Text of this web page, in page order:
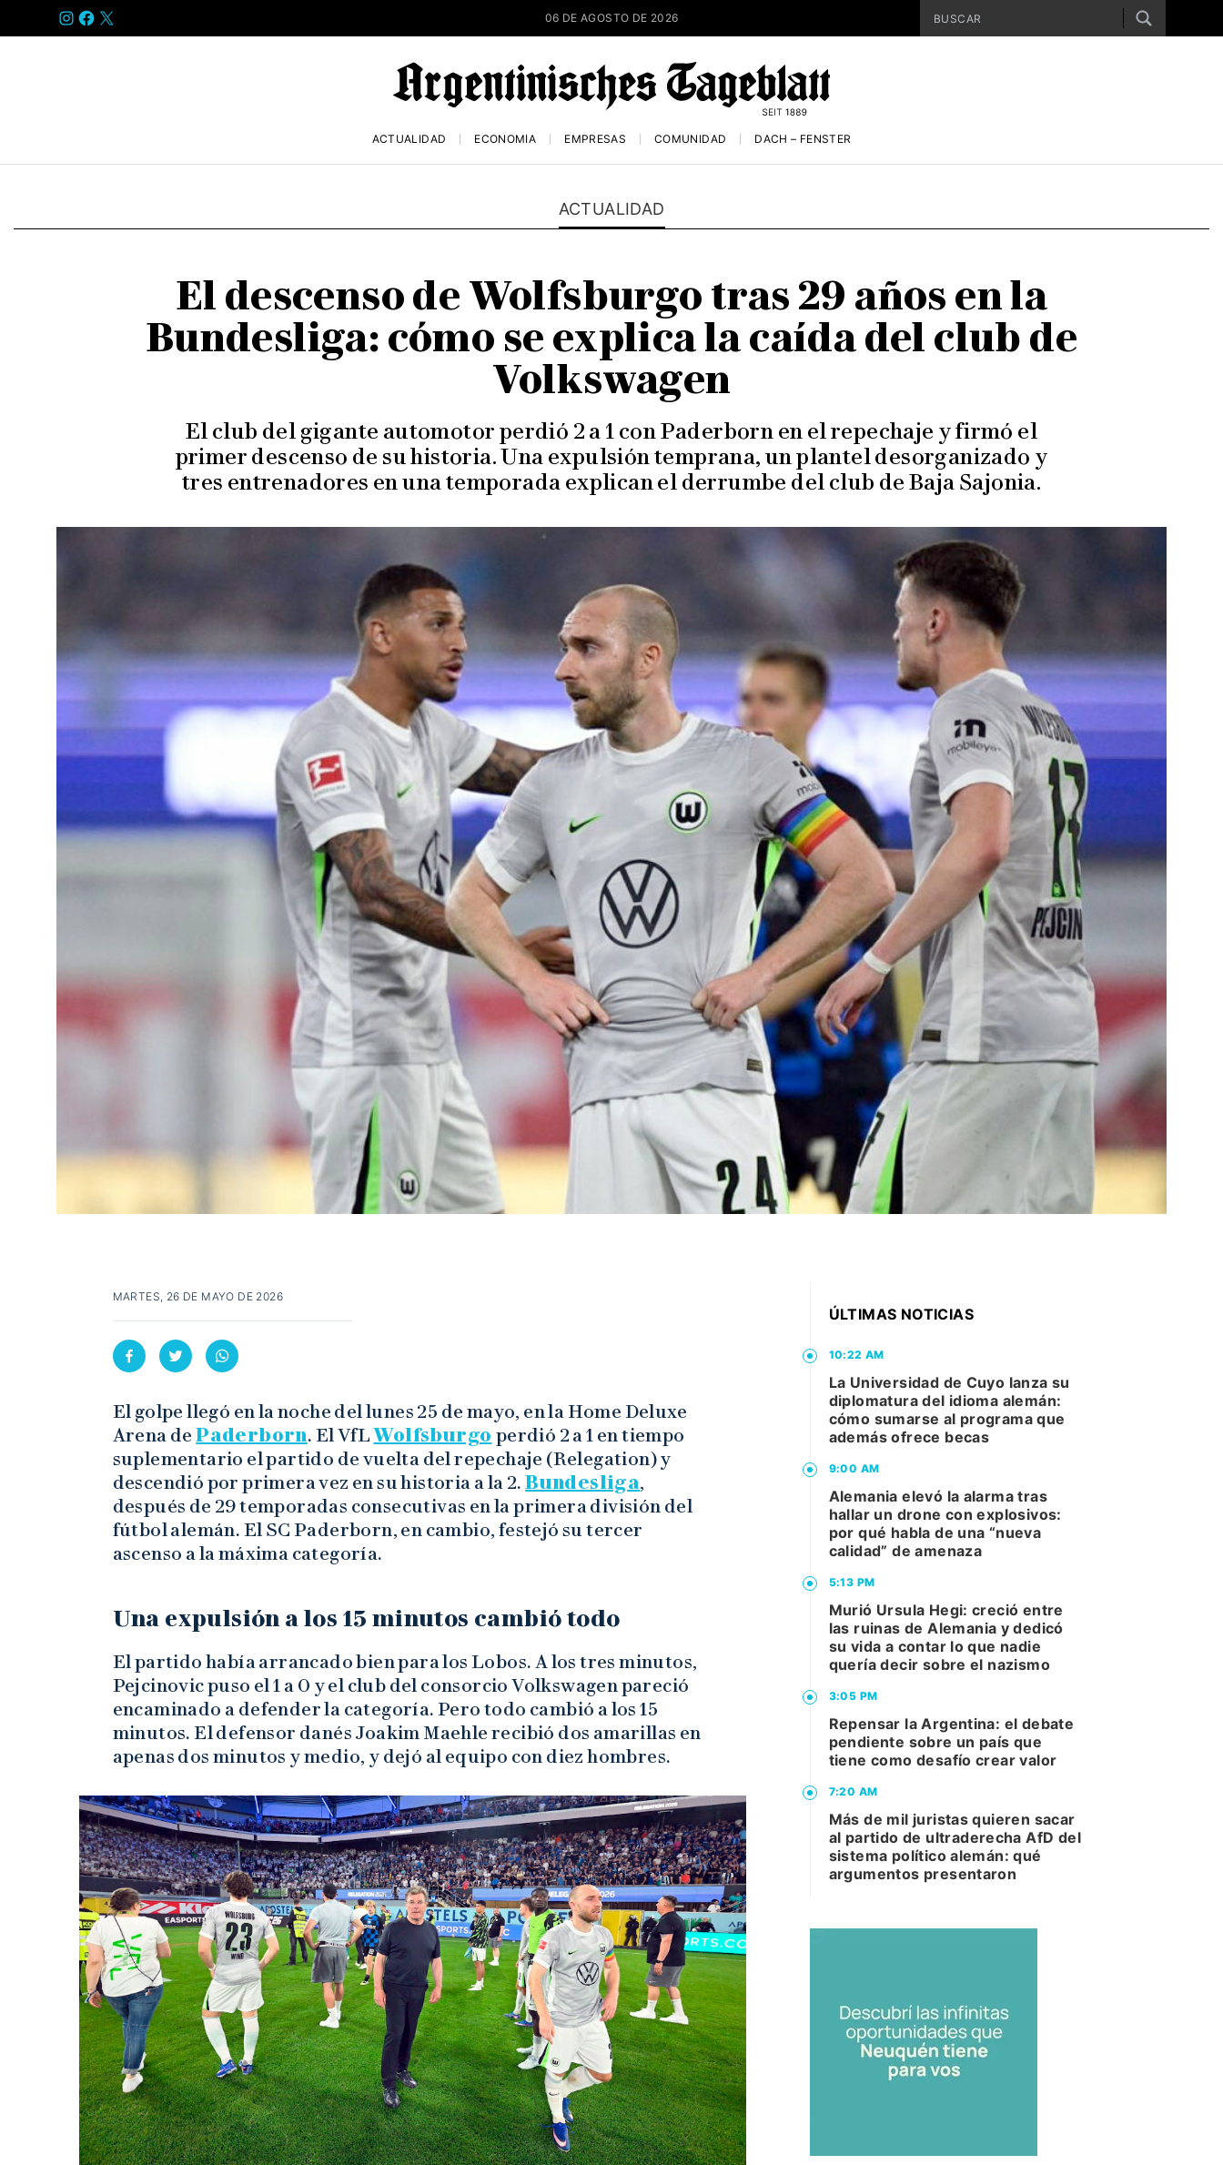
INSTAGRAM
FACEBOOK
X 06 DE AGOSTO DE 2026
ACTUALIDAD ECONOMÍA EMPRESAS COMUNIDAD DACH – FENSTER
ACTUALIDAD
El descenso de Wolfsburgo tras 29 años en la
Bundesliga: cómo se explica la caída del club de
Volkswagen
El club del gigante automotor perdió 2 a 1 con Paderborn en el repechaje y firmó el
primer descenso de su historia. Una expulsión temprana, un plantel desorganizado y
tres entrenadores en una temporada explican el derrumbe del club de Baja Sajonia.
MARTES, 26 DE MAYO DE 2026
El golpe llegó en la noche del lunes 25 de mayo, en la Home Deluxe
Arena dePaderborn. El VfLWolfsburgo perdió 2 a 1 en tiempo
suplementario el partido de vuelta del repechaje (Relegation) y
descendió por primera vez en su historia a la 2.Bundesliga,
después de 29 temporadas consecutivas en la primera división del
fútbol alemán. El SC Paderborn, en cambio, festejó su tercer
ascenso a la máxima categoría.
Una expulsión a los 15 minutos cambió todo
El partido había arrancado bien para los Lobos. A los tres minutos,
Pejcinovic puso el 1 a 0 y el club del consorcio Volkswagen pareció
encaminado a defender la categoría. Pero todo cambió a los 15
minutos. El defensor danés Joakim Maehle recibió dos amarillas en
apenas dos minutos y medio, y dejó al equipo con diez hombres.
ÚLTIMAS NOTICIAS
10:22 AM
La Universidad de Cuyo lanza su
diplomatura del idioma alemán:
cómo sumarse al programa que
además ofrece becas
9:00 AM
Alemania elevó la alarma tras
hallar un drone con explosivos:
por qué habla de una “nueva
calidad” de amenaza
5:13 PM
Murió Ursula Hegi: creció entre
las ruinas de Alemania y dedicó
su vida a contar lo que nadie
quería decir sobre el nazismo
3:05 PM
Repensar la Argentina: el debate
pendiente sobre un país que
tiene como desafío crear valor
7:20 AM
Más de mil juristas quieren sacar
al partido de ultraderecha AfD del
sistema político alemán: qué
argumentos presentaron